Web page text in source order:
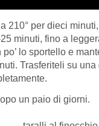
210° per dieci
minuti, fino a
po’ lo sportello e
Trasferiteli su una
un paio di giorni.